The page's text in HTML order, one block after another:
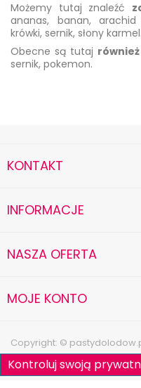
Możemy tutaj znaleźć
ananas, banan, arachid
krówki, sernik, słony karmel.
Obecne są tutaj
sernik, pokemon.
KONTAKT
INFORMACJE
NASZA OFERTA
MOJE KONTO
Copyright: ©
Kontroluj swoją